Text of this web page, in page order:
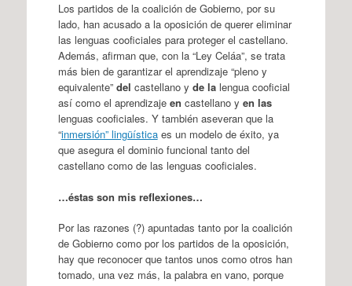
Los partidos de la coalición de Gobierno, por su
lado, han acusado a la oposición de querer eliminar
las lenguas cooficiales para proteger el castellano.
Además, afirman que, con la “Ley Celáa”, se trata
más bien de garantizar el aprendizaje “pleno y
equivalente” del castellano y de lalengua cooficial
así como el aprendizaje en castellano y en las
lenguas cooficiales. Y también aseveran que la
“inmersión” lingüísticaes un modelo de éxito, ya
que asegura el dominio funcional tanto del
castellano como de las lenguas cooficiales.
…éstas son mis reflexiones…
Por las razones (?) apuntadas tanto por la coalición
de Gobierno como por los partidos de la oposición,
hay que reconocer que tantos unos como otros han
tomado, una vez más, la palabra en vano, porque